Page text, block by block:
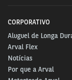
Fale com
mensagem
Facebook
CORPORATIVO
Aluguel de Longa
Arval Flex
Notícias
Por que a Arval